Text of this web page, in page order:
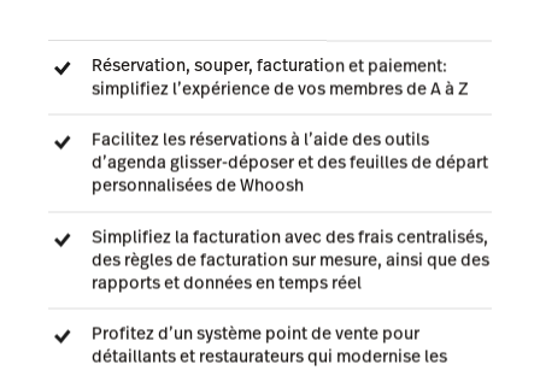
Réservation, souper, facturation et paiement:
simplifiez l’expérience de vos membres de A à Z
Facilitez les réservations à l’aide des outils
d’agenda glisser-déposer et des feuilles de départ
personnalisées de Whoosh
Simplifiez la facturation avec des frais centralisés,
des règles de facturation sur mesure, ainsi que des
rapports et données en temps réel
Profitez d’un système point de vente pour
détaillants et restaurateurs qui modernise les